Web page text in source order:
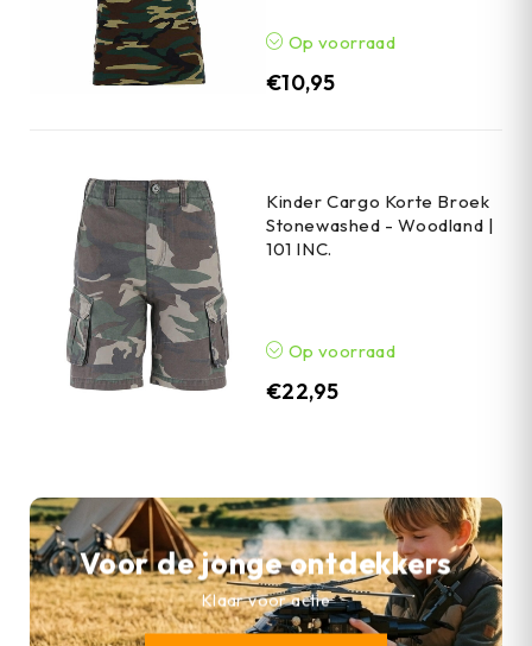
Op voorraad
€10,95
Kinder Cargo Korte Broek
Stonewashed - Woodland |
101 INC.
Op voorraad
€22,95
Voor de jonge ontdekkers
Klaar voor actie